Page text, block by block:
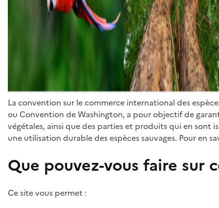
La convention sur le commerce international des
ou Convention de Washington, a pour objectif de
végétales, ainsi que des parties et produits qui en sont
une utilisation durable des espèces sauvages. Pour en
Que pouvez-vous faire sur
Ce site vous permet :